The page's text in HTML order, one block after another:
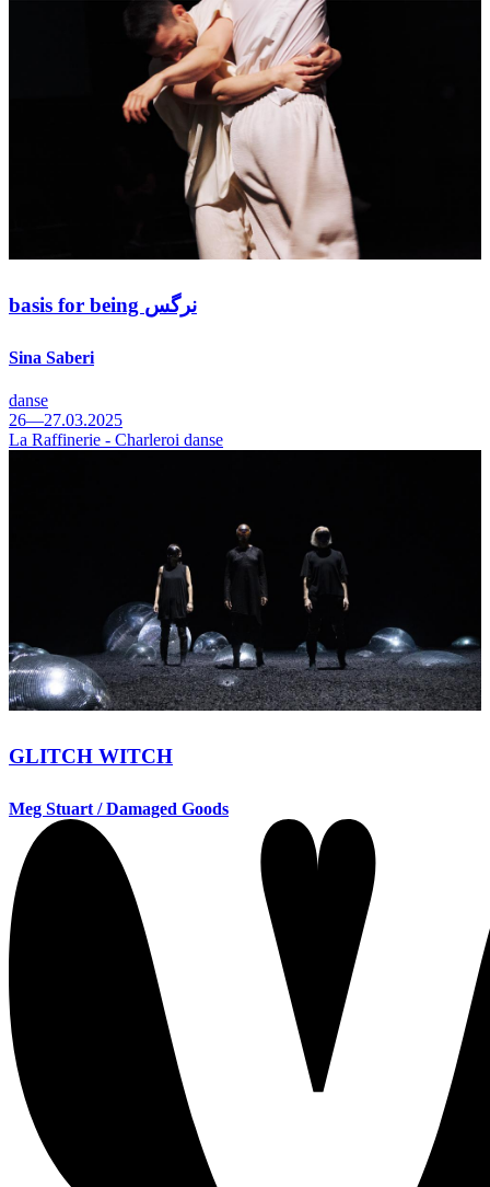
basis for being نرگس
Sina Saberi
danse
26—27.03.2025
La Raffinerie - Charleroi danse
GLITCH WITCH
Meg Stuart / Damaged Goods